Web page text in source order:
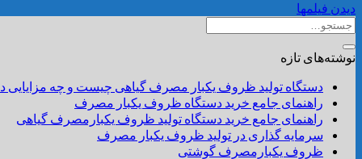
دیدن فیلمها
نوشته‌های تازه
دستگاه تولید ظروف یکبار مصرف گیاهی چیست و چه مزایایی
راهنمای جامع خرید دستگاه ظروف یکبار مصرف
راهنمای جامع خرید دستگاه تولید ظروف یکبارمصرف گیاهی
سرمایه گذاری در تولید ظروف یکبار مصرف
ظروف یکبارمصرف گوشتی